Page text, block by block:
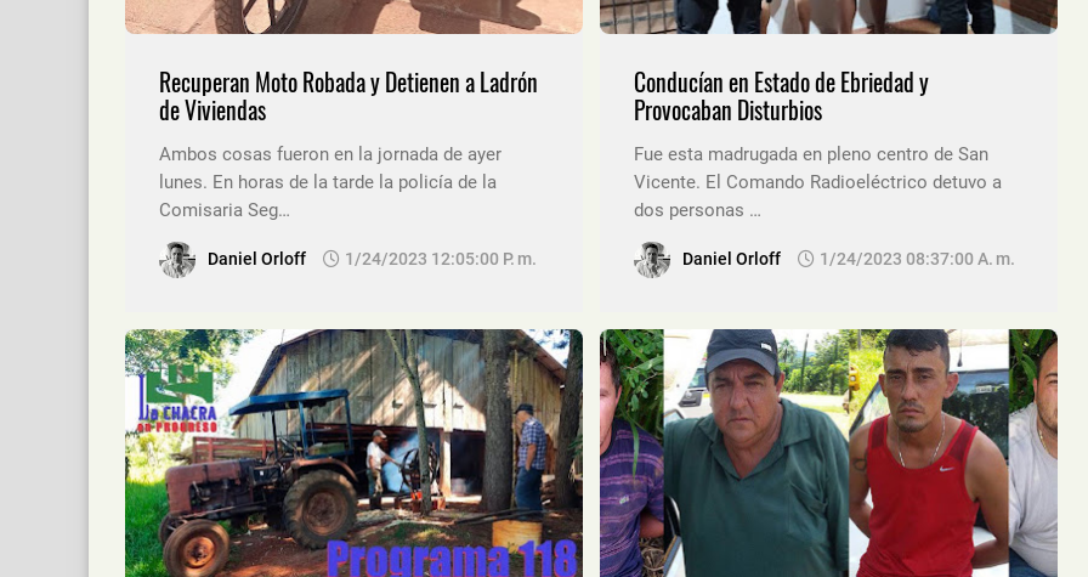
Recuperan Moto Robada y Detienen a Ladrón
de Viviendas
Ambos cosas fueron en la jornada de ayer
lunes. En horas de la tarde la policía de la
Comisaria Seg…
Daniel Orloff 1/24/2023 12:05:00 P. M.
Conducían en Estado de Ebriedad y
Provocaban Disturbios
Fue esta madrugada en pleno centro de San
Vicente. El Comando Radioeléctrico detuvo a
dos personas …
Daniel Orloff 1/24/2023 08:37:00 A. M.